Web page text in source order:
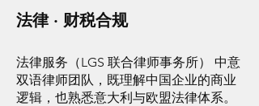
法律 · 财税合规
法律服务（LGS 联合律师事务所） 中意
双语律师团队，既理解中国企业的商业
逻辑，也熟悉意大利与欧盟法律体系。